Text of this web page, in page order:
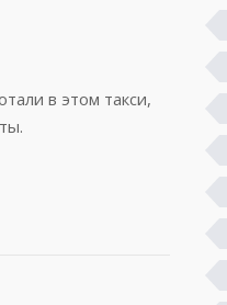
в этом такси,